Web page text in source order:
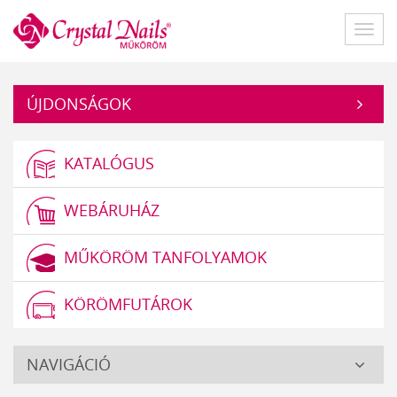
Műköröm
ÚJDONSÁGOK
KATALÓGUS
WEBÁRUHÁZ
MŰKÖRÖM TANFOLYAMOK
KÖRÖMFUTÁROK
Crystal
NAVIGÁCIÓ